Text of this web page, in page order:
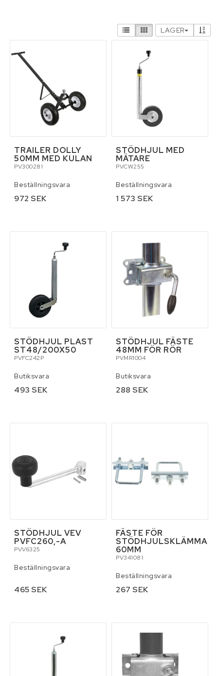
Infästning, bult, beslag, skruv, sprint och
fästelement
Kemikalier
Maskin och traktortillbehör
Maskin- och skördereservdelar
Reservdelar för traktor
Skottkärror, vagnar och palltruckar
Skydd och säkerhet
Släpvagnar och tillbehör
Smörjmedel
Pressning av hydraulslang
LAGER
TRAILER DOLLY
50MM MED KULAN
PV300281
Beställningsvara
972 SEK
STÖDHJUL MED
MÄTARE
PVCW255
Beställningsvara
1 573 SEK
STÖDHJUL PLAST
ST48/200X50
PVFC242P
Butiksvara
493 SEK
STÖDHJUL FÄSTE
48MM FÖR RÖR
PVMR1004
Butiksvara
288 SEK
STÖDHJUL VEV
PVFC260,-A
PVV6325
Beställningsvara
465 SEK
FÄSTE FÖR
STÖDHJULSKLÄMMA
60MM
PV341081
Beställningsvara
267 SEK